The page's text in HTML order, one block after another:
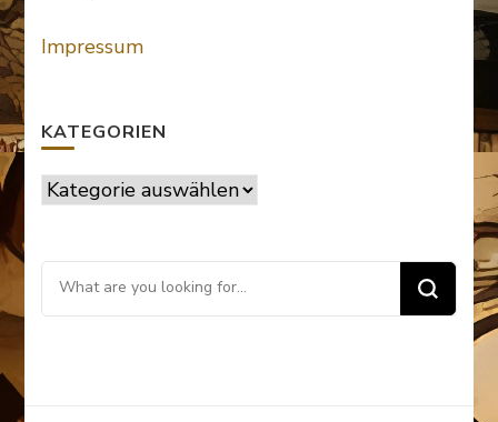
Impressum
KATEGORIEN
Kategorien
Looking
for